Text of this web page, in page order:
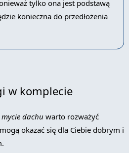
tylko ona jest podstawą
konieczna do przedłożenia
w komplecie
mycie dachu warto rozważyć
okazać się dla Ciebie dobrym i